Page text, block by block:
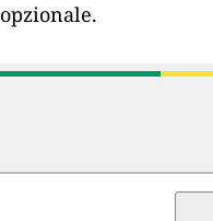
opzionale.